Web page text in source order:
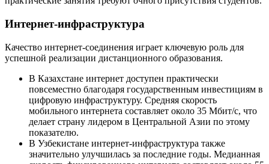
Интернет-инфраструктура
Качество интернет-соединения играет ключевую роль для
успешной реализации дистанционного образования.
В Казахстане интернет доступен практически
повсеместно благодаря государственным инвестициям в
цифровую инфраструктуру. Средняя скорость
мобильного интернета составляет около 35 Мбит/с, что
делает страну лидером в Центральной Азии по этому
показателю.
В Узбекистане интернет-инфраструктура также
значительно улучшилась за последние годы. Медианная